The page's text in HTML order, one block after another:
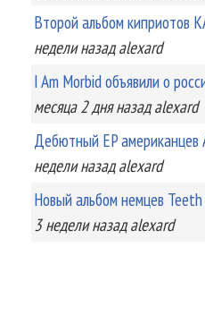
Второй альбом киприотов
неделиназад alexard
I Am Morbid объявили о
месяца 2 дняназад alexard
Дебютный EP американцев
неделиназад alexard
Новый альбом немцев
3 неделиназад alexard